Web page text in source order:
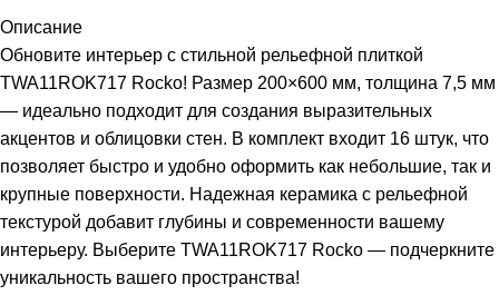
Описание
Обновите интерьер с стильной рельефной плиткой
TWA11ROK717 Rocko! Размер 200×600 мм, толщина 7,5 мм
— идеально подходит для создания выразительных
акцентов и облицовки стен. В комплект входит 16 штук, что
позволяет быстро и удобно оформить как небольшие, так и
крупные поверхности. Надежная керамика с рельефной
текстурой добавит глубины и современности вашему
интерьеру. Выберите TWA11ROK717 Rocko — подчеркните
уникальность вашего пространства!